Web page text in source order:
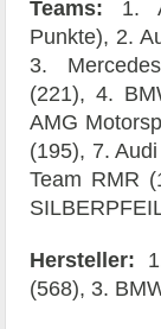
Teams: 1.
Punkte), 2.
3.
(221), 4.
AMG
(195), 7.
Team RMR
Hersteller:
(568), 3.